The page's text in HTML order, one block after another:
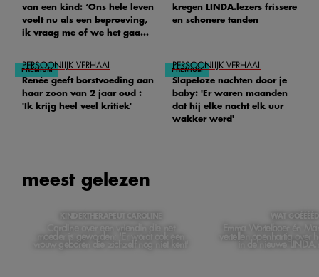
van een kind: ‘Ons hele leven
voelt nu als een beproeving,
ik vraag me of we het gaan
kregen LINDA.lezers frissere
en schonere tanden
PERSOONLIJK VERHAAL
Renée geeft borstvoeding aan
haar zoon van 2 jaar oud :
'Ik krijg heel veel kritiek'
PERSOONLIJK VERHAAL
Slapeloze nachten door je
baby: 'Er waren maanden
dat hij elke nacht elk uur
wakker werd'
meest gelezen
KINDERTHERAPEUT CAROLINE
Caroline over een vriendin die net
moeder is geworden: 'Er wordt ook een
vrouw geboren die zichzelf nog niet kent'
WAT GOÉÉÉÉD
Emma Wortelboer én
vertellen openhartig over
in de nieuwe